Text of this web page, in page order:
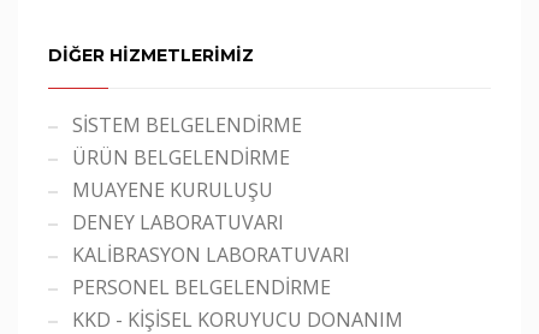
DİĞER HİZMETLERİMİZ
SİSTEM BELGELENDİRME
ÜRÜN BELGELENDİRME
MUAYENE KURULUŞU
DENEY LABORATUVARI
KALİBRASYON LABORATUVARI
PERSONEL BELGELENDİRME
KKD - KİŞİSEL KORUYUCU DONANIM